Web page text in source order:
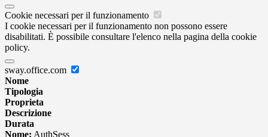
Cookie necessari per il funzionamento
I cookie necessari per il funzionamento non possono essere
disabilitati. È possibile consultare l'elenco nella pagina della cookie
policy.
sway.office.com
Nome
Tipologia
Proprieta
Descrizione
Durata
Nome: AuthSess